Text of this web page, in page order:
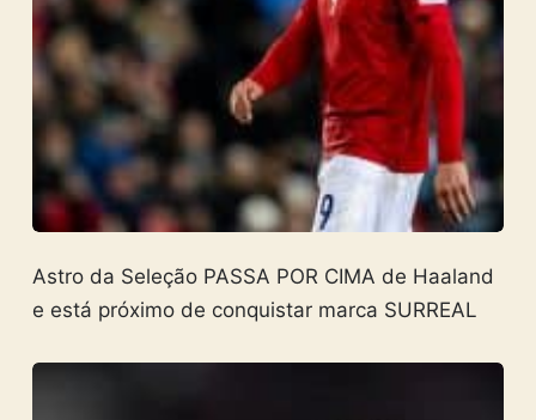
Astro da Seleção PASSA POR CIMA de Haaland
e está próximo de conquistar marca SURREAL